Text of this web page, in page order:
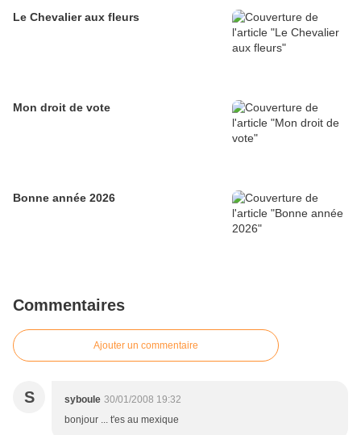
Le Chevalier aux fleurs
Mon droit de vote
Bonne année 2026
Commentaires
Ajouter un commentaire
S syboule 30/01/2008 19:32
bonjour ... t'es au mexique